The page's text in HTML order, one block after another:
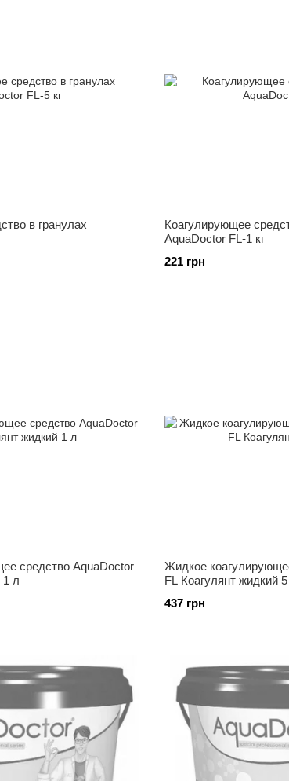
в гранулах
Коагулирующее
AquaDoctor FL-1 кг
221 грн
средство AquaDoctor
1 л
Жидкое
FL Коагулянт жидкий
437 грн